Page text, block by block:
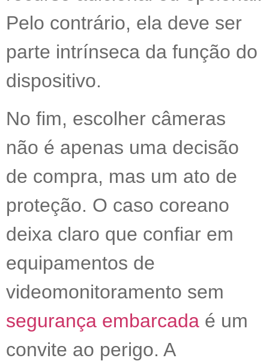
Pelo contrário, ela deve ser
parte intrínseca da função do
dispositivo.
No fim, escolher câmeras
não é apenas uma decisão
de compra, mas um ato de
proteção. O caso coreano
deixa claro que confiar em
equipamentos de
videomonitoramento sem
segurança embarcada é um
convite ao perigo. A